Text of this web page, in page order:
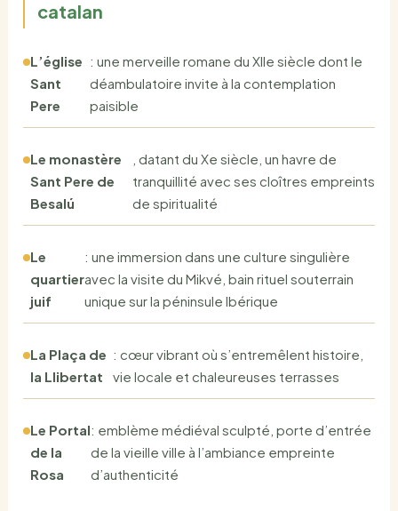
catalan
L’église
Sant
Pere
: une merveille romane du XIIe siècle dont le
déambulatoire invite à la contemplation
paisible
Le monastère
Sant Pere de
Besalú
, datant du Xe siècle, un havre de
tranquillité avec ses cloîtres empreints
de spiritualité
Le
quartier
juif
: une immersion dans une culture singulière
avec la visite du Mikvé, bain rituel souterrain
unique sur la péninsule Ibérique
La Plaça de
la Llibertat
: cœur vibrant où s’entremêlent histoire,
vie locale et chaleureuses terrasses
Le Portal
de la
Rosa
: emblème médiéval sculpté, porte d’entrée
de la vieille ville à l’ambiance empreinte
d’authenticité